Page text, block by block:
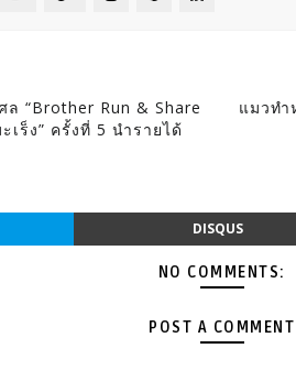
ล “Brother Run & Share
เร็ง” ครั้งที่ 5 นำรายได้
แมวทำ
DISQUS
NO COMMENTS:
POST A COMMENT